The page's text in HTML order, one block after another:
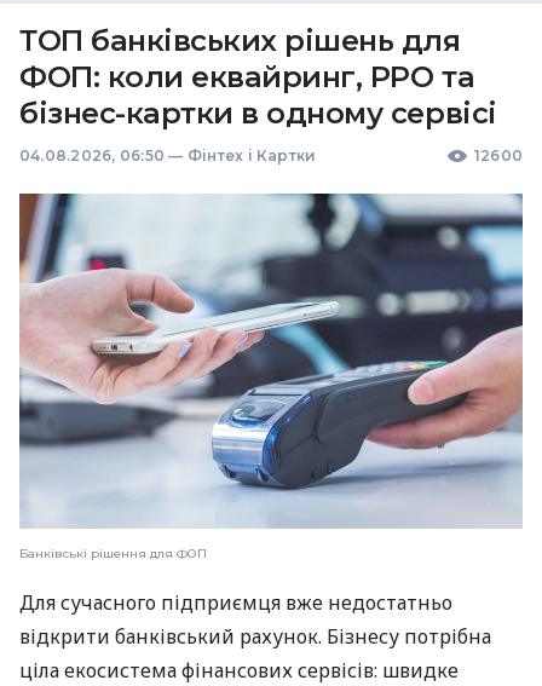
ТОП банківських рішень для
ФОП: коли еквайринг, РРО та
бізнес-картки в одному сервісі
04.08.2026, 06:50 — Фінтех і Картки 12600
Банківські рішення для ФОП
Для сучасного підприємця вже недостатньо
відкрити банківський рахунок. Бізнесу потрібна
ціла екосистема фінансових сервісів: швидке